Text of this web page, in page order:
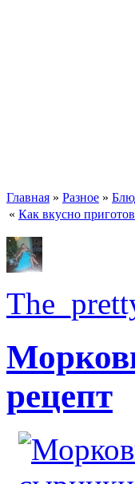
Главная » Разное »
« Как вкусно
рецепт